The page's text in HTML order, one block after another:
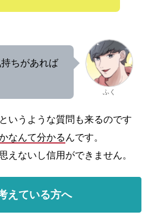
ちがあれば
ふく
いうような質問も来るのです
なんて分かる んです。
えないし信用ができません。
えている方へ